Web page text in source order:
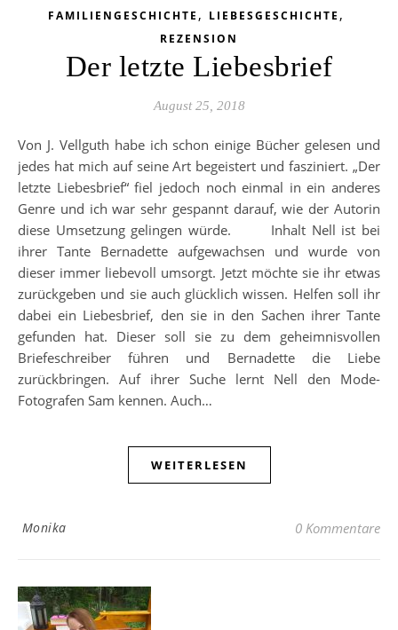
FAMILIENGESCHICHTE , LIEBESGESCHICHTE ,
REZENSION
Der letzte Liebesbrief
August 25, 2018
Von J. Vellguth habe ich schon einige Bücher gelesen und
jedes hat mich auf seine Art begeistert und fasziniert. „Der
letzte Liebesbrief“ fiel jedoch noch einmal in ein anderes
Genre und ich war sehr gespannt darauf, wie der Autorin
diese Umsetzung gelingen würde. Inhalt Nell ist bei
ihrer Tante Bernadette aufgewachsen und wurde von
dieser immer liebevoll umsorgt. Jetzt möchte sie ihr etwas
zurückgeben und sie auch glücklich wissen. Helfen soll ihr
dabei ein Liebesbrief, den sie in den Sachen ihrer Tante
gefunden hat. Dieser soll sie zu dem geheimnisvollen
Briefeschreiber führen und Bernadette die Liebe
zurückbringen. Auf ihrer Suche lernt Nell den Mode-
Fotografen Sam kennen. Auch…
WEITERLESEN
Monika 0 Kommentare